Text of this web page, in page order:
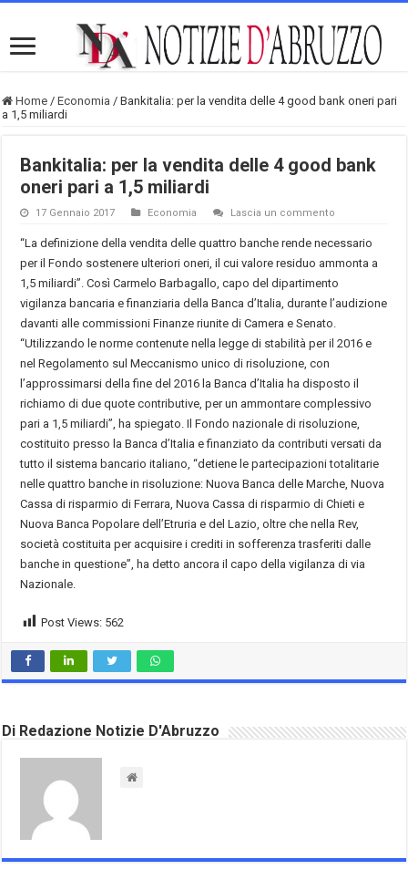
Home / Economia / Bankitalia: per la vendita delle 4 good bank oneri pari
a 1,5 miliardi
Bankitalia: per la vendita delle 4 good bank
oneri pari a 1,5 miliardi
17 Gennaio 2017 Economia Lascia un commento
“La definizione della vendita delle quattro banche rende necessario
per il Fondo sostenere ulteriori oneri, il cui valore residuo ammonta a
1,5 miliardi”. Così Carmelo Barbagallo, capo del dipartimento
vigilanza bancaria e finanziaria della Banca d’Italia, durante l’audizione
davanti alle commissioni Finanze riunite di Camera e Senato.
“Utilizzando le norme contenute nella legge di stabilità per il 2016 e
nel Regolamento sul Meccanismo unico di risoluzione, con
l’approssimarsi della fine del 2016 la Banca d’Italia ha disposto il
richiamo di due quote contributive, per un ammontare complessivo
pari a 1,5 miliardi”, ha spiegato. Il Fondo nazionale di risoluzione,
costituito presso la Banca d’Italia e finanziato da contributi versati da
tutto il sistema bancario italiano, “detiene le partecipazioni totalitarie
nelle quattro banche in risoluzione: Nuova Banca delle Marche, Nuova
Cassa di risparmio di Ferrara, Nuova Cassa di risparmio di Chieti e
Nuova Banca Popolare dell’Etruria e del Lazio, oltre che nella Rev,
società costituita per acquisire i crediti in sofferenza trasferiti dalle
banche in questione”, ha detto ancora il capo della vigilanza di via
Nazionale.
Post Views: 562
Di Redazione Notizie D'Abruzzo